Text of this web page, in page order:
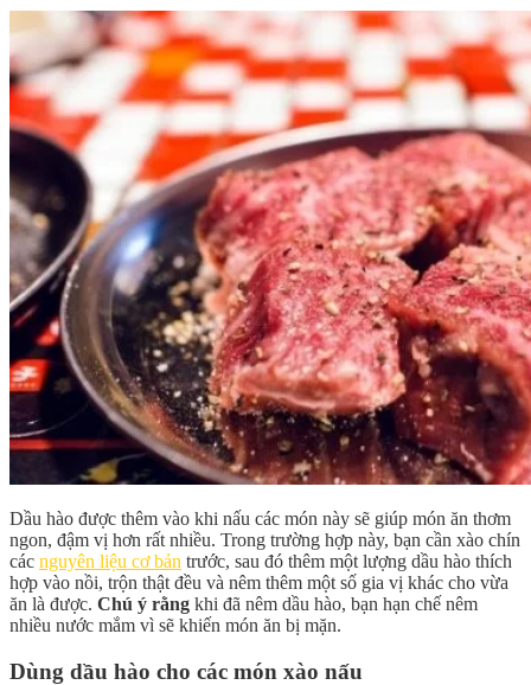
Dầu hào được thêm vào khi nấu các món này sẽ giúp món ăn thơm
ngon, đậm vị hơn rất nhiều. Trong trường hợp này, bạn cần xào chín
các nguyên liệu cơ bản trước, sau đó thêm một lượng dầu hào thích
hợp vào nồi, trộn thật đều và nêm thêm một số gia vị khác cho vừa
ăn là được. Chú ý rằng khi đã nêm dầu hào, bạn hạn chế nêm
nhiều nước mắm vì sẽ khiến món ăn bị mặn.
Dùng dầu hào cho các món xào nấu